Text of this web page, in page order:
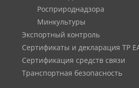
Росприроднадзора
Минкультуры
Экспортный контроль
Сертификаты и декларация ТР
Сертификация средств связи
Транспортная безопасность